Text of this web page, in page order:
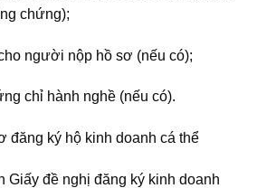
chứng);
người nộp hồ sơ (nếu có);
chỉ hành nghề (nếu có).
đăng ký hộ kinh doanh cá thể
Giấy đề nghị đăng ký kinh doanh